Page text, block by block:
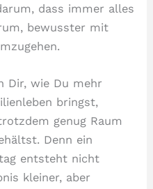
dass immer alles
bewusster mit
Dir, wie Du mehr
bringst,
genug Raum
Denn ein
entsteht nicht
kleiner, aber